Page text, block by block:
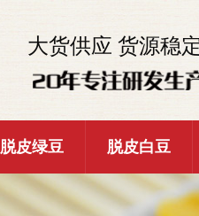
大货供应 货源稳
脱皮绿豆 脱皮白豆